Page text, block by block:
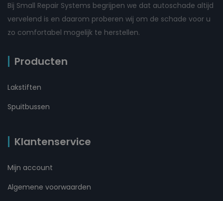
Bij Small Repair Systems begrijpen we dat autoschade altijd
vervelend is en daarom proberen wij om de schade voor u
zo comfortabel mogelijk te herstellen.
Producten
Lakstiften
Spuitbussen
Klantenservice
Mijn account
Algemene voorwaarden